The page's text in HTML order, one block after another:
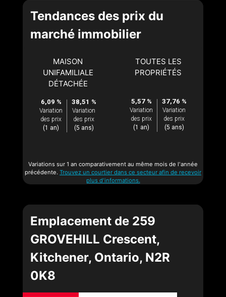
Tendances des prix du
marché immobilier
MAISON
UNIFAMILIALE
DÉTACHÉE
6,09 %
Variation
des prix
(1 an)
38,51 %
Variation
des prix
(5 ans)
TOUTES LES
PROPRIÉTÉS
5,57 %
Variation
des prix
(1 an)
37,76 %
Variation
des prix
(5 ans)
Variations sur 1 an comparativement au même mois de l'année
précédente. Trouvez un courtier dans ce secteur afin de recevoir
plus d'informations.
Emplacement de 259
GROVEHILL Crescent,
Kitchener, Ontario, N2R
0K8